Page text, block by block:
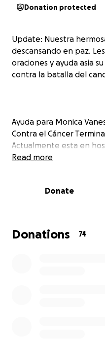
Donation protected
Update: Nuestra
descansando en paz.
oraciones y ayuda asia
contra la batalla del
Ayuda para Monica
Contra el Cáncer
Actualmente esta en
cáncer terminal. Ha sido
que viene, también
gastos que se
Read more
Donate
Donations 74